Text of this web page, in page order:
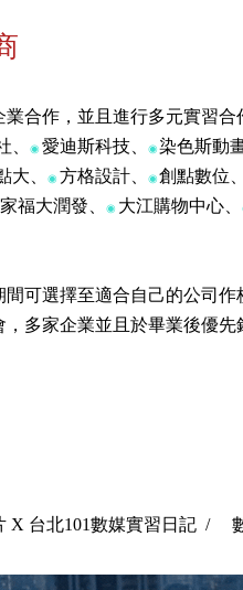
合作，並且進行多元實習
、 ◉愛迪斯科技、 ◉染色斯動畫
大、 ◉方格設計、 ◉創點數位、
家福大潤發、 ◉ 大江購物中心、
可選擇至適合自己的公司
多家企業並且於畢業後優
X 台北101數媒實習日記 /